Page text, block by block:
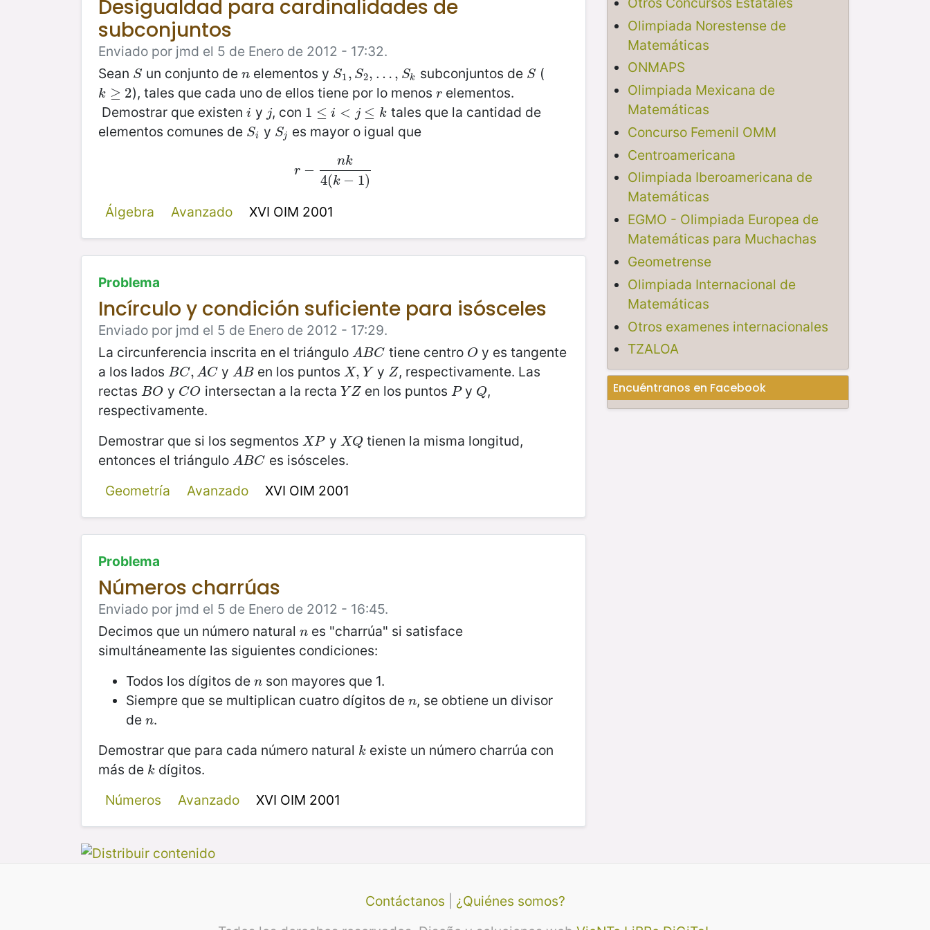
Desigualdad para cardinalidades de
subconjuntos
Enviado por jmd el 5 de Enero de 2012 - 17:32.
Sean S
S un conjunto den
n elementos y S1, S2, … , Sk
S1 ,S2,… ,S k subconjuntos de S
S(
k ≥ 2
k≥2 ), tales que cada uno de ellos tiene por lo menos r
r elementos.
Demostrar que existen i
i y j
j, con 1 ≤ i < j ≤ k
1≤i<j ≤k
tales que la cantidad de
elementos comunes de Si
Si y Sj
Sj es mayor o igual que
r −
nk
4(k − 1)
− nk4(k−1)
Álgebra Avanzado XVI OIM 2001
Problema
Incírculo y condición suficiente para isósceles
Enviado por jmd el 5 de Enero de 2012 - 17:29.
La circunferencia inscrita en el triángulo ABC
ABC tiene centro O
Oy es tangente
a los lados BC, AC
BC,AC y AB
AB en los puntos X, Y
X,Y y Z
Z, respectivamente. Las
rectas BO
BO y CO
CO intersectan a la recta Y Z
YZ en los puntosP
Py Q
Q,
respectivamente.
Demostrar que si los segmentos XP
XP y XQ
XQ tienen la misma longitud,
entonces el triángulo ABC
ABC
es isósceles.
Geometría
Avanzado XVI OIM 2001
Problema
Números charrúas
Enviado por jmd el 5 de Enero de 2012 - 16:45.
Decimos que un número natural n
n es "charrúa" si satisface
simultáneamente las siguientes condiciones:
Todos los dígitos de n
n son mayores que 1.
Siempre que se multiplican cuatro dígitos de n
n, se obtiene un divisor
de n
n.
Demostrar que para cada número natural k
k existe un número charrúa con
más de k
k dígitos.
Números
Avanzado XVI OIM 2001
Olimpiada Norestense de
Matemáticas
ONMAPS
Olimpiada Mexicana de
Matemáticas
Concurso Femenil OMM
Centroamericana
Olimpiada Iberoamericana de
Matemáticas
EGMO - Olimpiada Europea de
Matemáticas para Muchachas
Geometrense
Olimpiada Internacional de
Matemáticas
Otros examenes internacionales
TZALOA
Encuéntranos en Facebook
Contáctanos
¿Quiénes somos?